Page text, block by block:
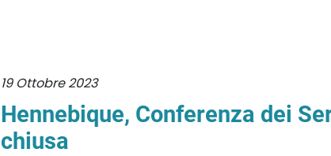
19 Ottobre 2023
Hennebique, Conferenza dei
chiusa